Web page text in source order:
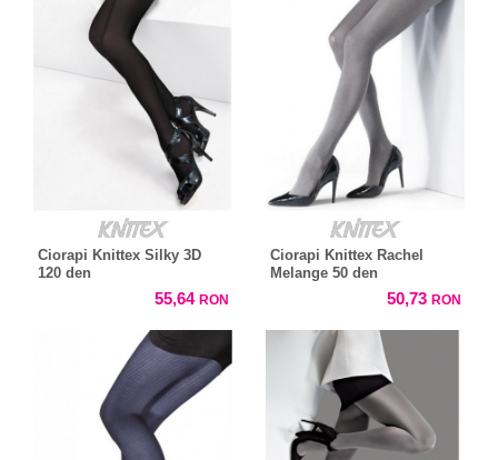
Ciorapi Knittex Silky 3D
120 den
55,64 RON
Ciorapi Knittex Rachel
Melange 50 den
50,73 RON